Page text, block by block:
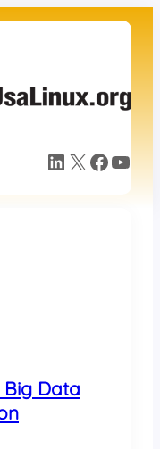
LinkedIn X Facebook YouTube
Data